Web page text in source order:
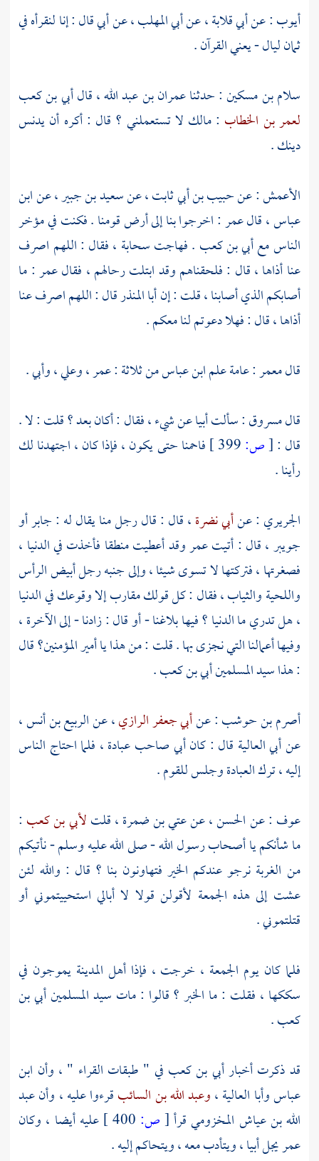
أيوب: عنأبي قلابة، عنأبي المهلب، عنأبيقال : إنا لنقرأه في
ثمان ليال - يعني القرآن .
سلام بن مسكين: حدثناعمران بن عبد الله، قالأبي بن كعب
لعمر بن الخطاب : مالك لا تستعملني ؟ قال : أكره أن يدنس
دينك .
الأعمش: عنحبيب بن أبي ثابت، عنسعيد بن جبير، عنابن
عباس، قالعمر: اخرجوا بنا إلى أرض قومنا . فكنت في مؤخر
الناس معأبي بن كعب . فهاجت سحابة ، فقال : اللهم اصرف
عنا أذاها ، قال : فلحقناهم وقد ابتلت رحالهم ، فقالعمر: ما
أصابكم الذي أصابنا ، قلت : إنأبا المنذرقال : اللهم اصرف عنا
أذاها ، قال : فهلا دعوتم لنا معكم .
قالمعمر: عامة علمابن عباسمن ثلاثة :عمر،وعلي،وأبي.
قالمسروق: سألتأبياعن شيء ، فقال : أكان بعد ؟ قلت : لا .
قال :[ص:
فاحمنا حتى يكون ، فإذا كان ، اجتهدنا لك
رأينا .
الجريري : عنأبي نضرة، قال : قال رجل منا يقال له :جابرأو
جويبر، قال : أتيتعمروقد أعطيت منطقا فأخذت في الدنيا ،
فصغرتها ، فتركتها لا تسوى شيئا ، وإلى جنبه رجل أبيض الرأس
واللحية والثياب ، فقال : كل قولك مقارب إلا وقوعك في الدنيا
، هل تدري ما الدنيا ؟ فيها بلاغنا - أو قال : زادنا - إلى الآخرة ،
وفيها أعمالنا التي نجزى بها . قلت : من هذا يا أمير المؤمنين؟ قال
: هذا سيد المسلمينأبي بن كعب.
أصرم بن حوشب: عنأبي جعفر الرازي، عنالربيع بن أنس،
عنأبي العالية قال : كانأبيصاحب عبادة ، فلما احتاج الناس
إليه ، ترك العبادة وجلس للقوم .
عوف : عنالحسن، عنعتي بن ضمرة، قلتلأبي بن كعب :
ما شأنكم يا أصحاب رسول الله - صلى الله عليه وسلم - نأتيكم
من الغربة نرجو عندكم الخير فتهاونون بنا ؟ قال : والله لئن
عشت إلى هذه الجمعة لأقولن قولا لا أبالي استحييتموني أو
قتلتموني .
فلما كان يوم الجمعة ، خرجت ، فإذاأهل المدينة يموجون في
سككها ، فقلت : ما الخبر ؟ قالوا : مات سيد المسلمينأبي بن
كعب.
قد ذكرت أخبارأبي بن كعب في " طبقات القراء " ، وأن ابن
عباسوأبا العالية،وعبد الله بن السائبقرءوا عليه ، وأنعبد
الله بن عياش المخزوميقرأ[ص:
عليه أيضا ، وكان
عمريجلأبيا، ويتأدب معه ، ويتحاكم إليه .